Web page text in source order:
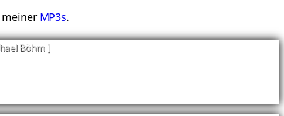
MP3s.
Böhm ]